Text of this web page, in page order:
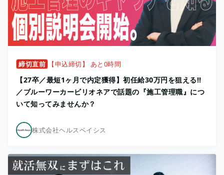
締切直前 【申込締切】 あと0時間
【27卒／最短1ヶ月で内定獲得】初任給30万円を狙える!!
／ブルーワーカービリオネアで話題の『施工管理職』につ
いて知ってみませんか？
株式会社ヘルスベイシス